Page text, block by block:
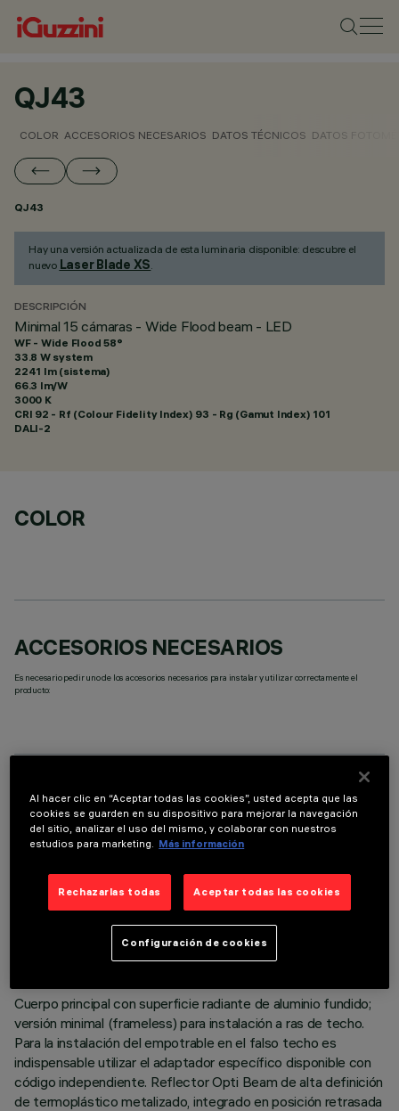
QJ43
COLOR ACCESORIOS NECESARIOS DATOS TÉCNICOS DATOS
QJ43
Hay una versión actualizada de esta luminaria disponible: descubre el
nuevo Laser Blade XS.
DESCRIPCIÓN
Minimal 15 cámaras - Wide Flood beam - LED
WF - Wide Flood 58°
33.8 W system
2241 lm (sistema)
66.3 lm/W
3000 K
CRI 92 - Rf (Colour Fidelity Index) 93 - Rg (Gamut Index) 101
DALI-2
COLOR
ACCESORIOS NECESARIOS
Es necesario pedir uno de los accesorios necesarios para instalar y utilizar correctamente el
producto:
DATOS TÉCNICOS
ÚLTIMA ACTUALIZACIÓN: 06/08/2026
DESCRIPCIÓN
Luminaria miniaturizada empotrable lineal con 15 elementos
ópticos para lámparas led - óptica fija No obstante las
dimensiones supercompactas del producto, la tecnología
patentada del sistema óptico garantiza un flujo eficaz y un
Cuerpo principal con superficie radiante de aluminio fundido;
versión minimal (frameless) para instalación a ras de techo.
Para la instalación del empotrable en el falso techo es
indispensable utilizar el adaptador específico disponible con
código independiente. Reflector Opti Beam de alta definición
de termoplástico metalizado, integrado en posición retrasada
Al hacer clic en “Aceptar todas las cookies”, usted acepta que las
cookies se guarden en su dispositivo para mejorar la navegación
del sitio, analizar el uso del mismo, y colaborar con nuestros
estudios para marketing. Más información
Rechazarlas todas Aceptar todas las cookies
Configuración de cookies